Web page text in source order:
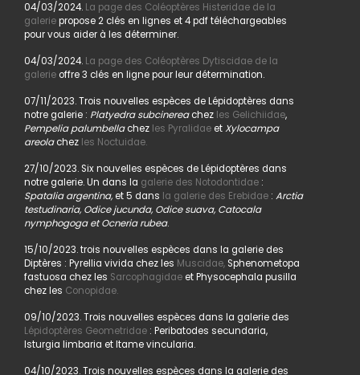
04/03/2024. La page des Coléoptères Histeridae de la
galeriepropose 2 clés en lignes et 4 pdf téléchargeables
pour vous aider à les déterminer.
04/03/2024. La page des Coléoptères Dytiscidae de la
galerieoffre 3 clés en ligne pour leur détermination.
07/11/2023. Trois nouvelles espèces de Lépidoptères dans
notre galerie : Platyedra subcinereachez les Gelichiidae,
Pempelia palumbellachez les PyralidaeetXylocampa
areolachez les Noctuidae.
27/10/2023. Six nouvelles espèces de Lépidoptères dans
notre galerie. Un dans la galerie des Notodontidae:
Spatalia argentina, et 5 dans la galerie des Erebidae: Arctia
testudinaria, Odice jucunda, Odice suava, Catocala
nymphogoga et Ocneria rubea.
15/10/2023. trois nouvelles espèces dans la galerie des
Diptères : Pyrellia vivida chez les Muscidae,Sphenometopa
fastuosa chez les Sarcophagidaeet Physocephala pusilla
chez les Conopidae.
09/10/2023. Trois nouvelles espèces dans la galerie des
Lépidoptères Geometridae: Peribatodes secundaria,
Isturgia limbaria et Itame vincularia.
04/10/2023. Trois nouvelles espèces dans la galerie des